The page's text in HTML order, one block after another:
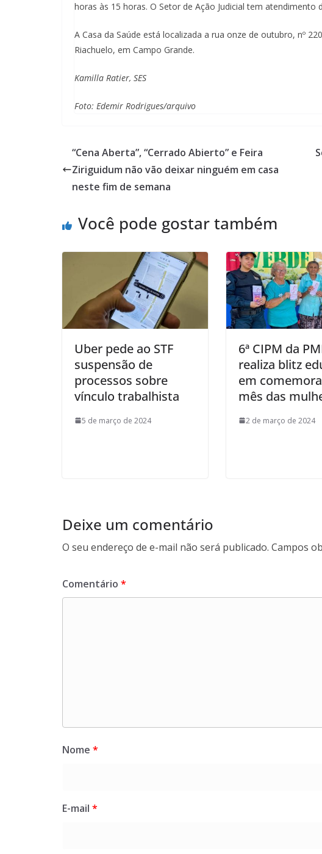
horas às 15 horas. O Setor de Ação Judicial tem atendimento
A Casa da Saúde está localizada a rua onze de outubro, nº
Riachuelo, em Campo Grande.
Kamilla Ratier, SES
Foto: Edemir Rodrigues/arquivo
“Cena Aberta”, “Cerrado Abierto” e Feira
Ziriguidum não vão deixar ninguém em casa
neste fim de semana
Você pode gostar também
Uber pede ao STF
suspensão de
processos sobre
vínculo trabalhista
5 de março de 2024
6ª CIPM da
realiza blitz
em
mês das
2 de março de 2024
Deixe um comentário
O seu endereço de e-mail não será publicado. Campos
Comentário *
Nome *
E-mail *